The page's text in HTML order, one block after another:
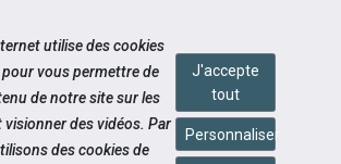
utilise des cookies
vous permettre de
de notre site sur les
visionner des vidéos. Par
des cookies de
J'accepte
tout
Personnaliser